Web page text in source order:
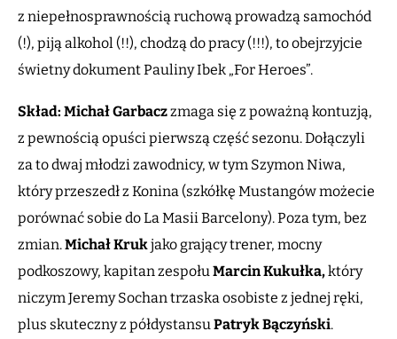
z niepełnosprawnością ruchową prowadzą samochód
(!), piją alkohol (!!), chodzą do pracy (!!!), to obejrzyjcie
świetny dokument Pauliny Ibek „For Heroes”.
Skład: Michał Garbaczzmaga się z poważną kontuzją,
z pewnością opuści pierwszą część sezonu. Dołączyli
za to dwaj młodzi zawodnicy, w tym Szymon Niwa,
który przeszedł z Konina (szkółkę Mustangów możecie
porównać sobie do La Masii Barcelony). Poza tym, bez
zmian.Michał Krukjako grający trener, mocny
podkoszowy, kapitan zespołuMarcin Kukułka,który
niczym Jeremy Sochan trzaska osobiste z jednej ręki,
plus skuteczny z półdystansuPatryk Bączyński.